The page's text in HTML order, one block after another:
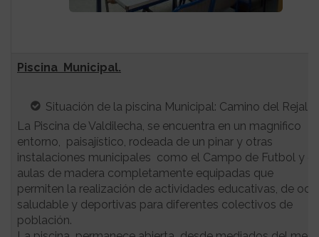
Piscina Municipal.
Situación de la piscina Municipal: Camino del Rejal
La Piscina de Valdilecha, se encuentra en un magnifico
entorno, paisajístico, rodeada de un pinar y otras
instalaciones municipales como el Campo de Futbol y
aulas de madera completamente equipadas que
permiten la realización de actividades educativas, de
saludable y deportivas para diferentes colectivos de
población.